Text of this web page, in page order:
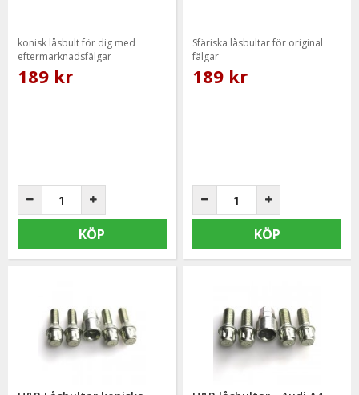
konisk låsbult för dig med
eftermarknadsfälgar
189 kr
KÖP
Sfäriska låsbultar för original
fälgar
189 kr
KÖP